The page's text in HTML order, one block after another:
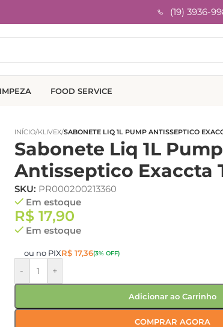
(19) 3936-
FOOD SERVICE
INÍCIO/KLIVEX/SABONETE LIQ 1L PUMP ANTISSEPTICO
Sabonete Liq 1L Pump
Antisseptico Exaccta
SKU: PR000200213360
Em estoque
R$17,90
Em estoque
ou no PIXR$17,36(3% OFF)
- +
Adicionar ao Carrinho
COMPRAR AGORA